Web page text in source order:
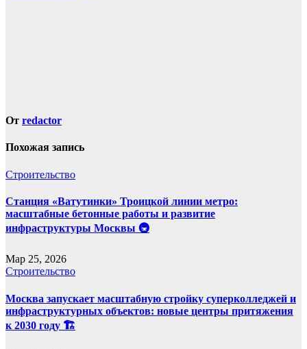
От redactor
Похожая запись
Строительство
Станция «Ватутинки» Троицкой линии метро:
масштабные бетонные работы и развитие
инфраструктуры Москвы 🚇
Мар 25, 2026
Строительство
Москва запускает масштабную стройку суперколледжей и
инфраструктурных объектов: новые центры притяжения
к 2030 году 🏗️